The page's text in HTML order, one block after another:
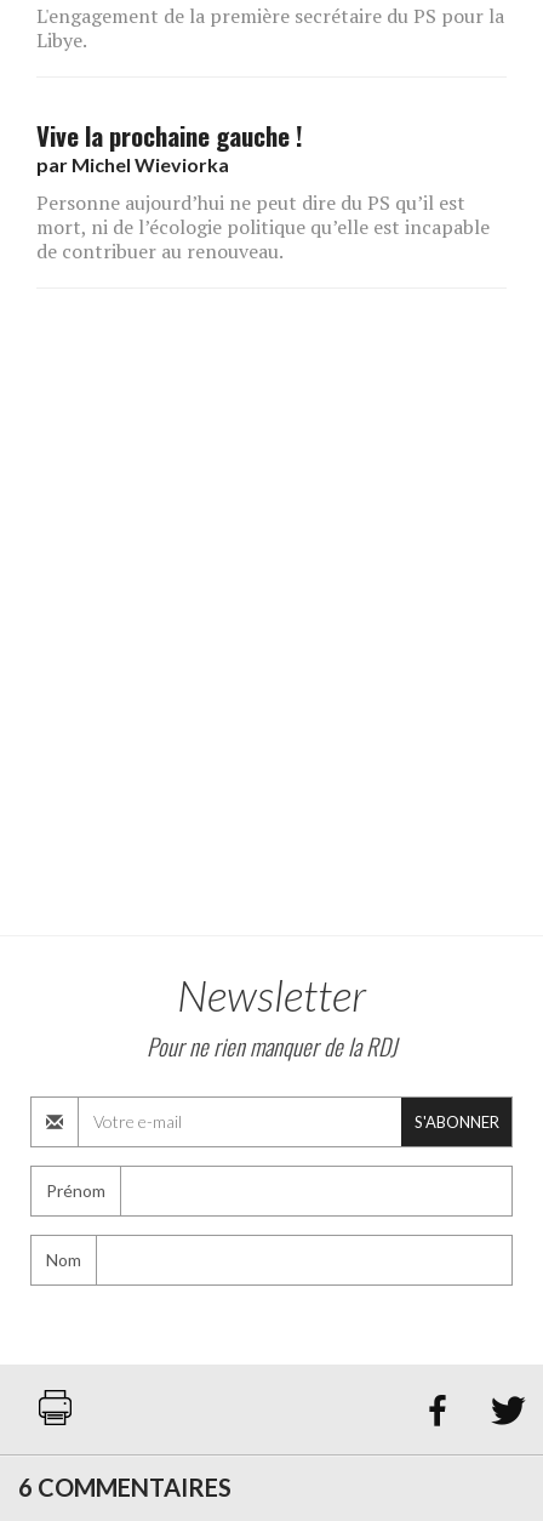
L'engagement de la première secrétaire du PS pour la
Libye.
Vive la prochaine gauche !
par Michel Wieviorka
Personne aujourd’hui ne peut dire du PS qu’il est
mort, ni de l’écologie politique qu’elle est incapable
de contribuer au renouveau.
Newsletter
Pour ne rien manquer de la RDJ
S'ABONNER
Prénom
Nom
 
6 COMMENTAIRES